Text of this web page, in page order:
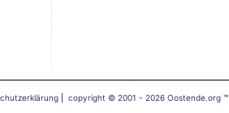
| copyright © 2001 - 2026 Oostende.org™